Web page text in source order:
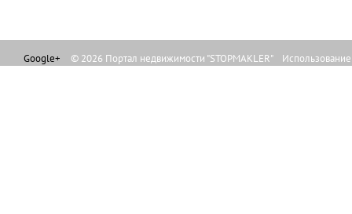
Google+ © 2026 Портал недвижимости "STOPMAKLER"